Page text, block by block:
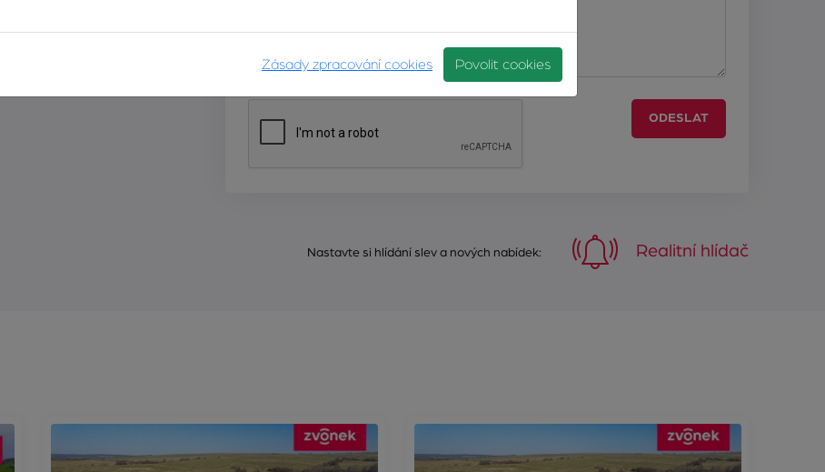
ODESLAT
Nastavte si hlídání slev a nových nabídek: Realitní hlídač
Zásady zpracování cookies Povolit cookies